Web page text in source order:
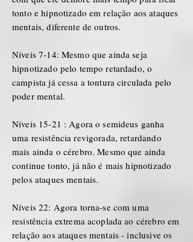
tonto e hipnotizado em relação aos ataques
mentais, diferente de outros.
Níveis 7-14: Mesmo que ainda seja
hipnotizado pelo tempo retardado, o
campista já cessa a tontura circulada pelo
poder mental.
Níveis 15-21 : Agora o semideus ganha
uma resistência revigorada, retardando
mais ainda o cérebro. Mesmo que ainda
continue tonto, já não é mais hipnotizado
pelos ataques mentais.
Níveis 22: Agora torna-se com uma
resistência extrema acoplada ao cérebro em
relação aos ataques mentais - inclusive os